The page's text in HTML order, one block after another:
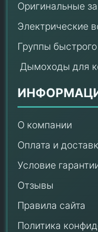
Оригинальные
Электрические
Группы
Дымоходы для
О компании
Оплата и
Условие
Отзывы
Правила сайта
Политика